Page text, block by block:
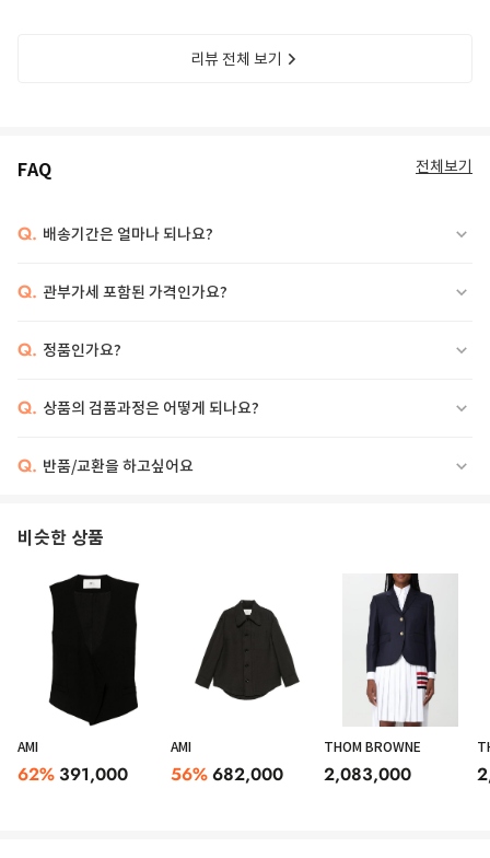
A double-breasted blazer with a tailored construction, made of pure
the silhouette emphasising femininity. Buttoned cuffs, inner lining and
below-the-waist length. - Tight fit at the hips - Button fastening - Double
리뷰 전체 보기
FAQ 전체보기
Q. 배송기간은 얼마나 되나요?
Q. 관부가세 포함된 가격인가요?
Q. 정품인가요?
Q. 상품의 검품과정은 어떻게 되나요?
Q. 반품/교환을 하고싶어요
비슷한 상품
AMI
62% 391,000
AMI
56%682,000
THOM BROWNE
2,083,000